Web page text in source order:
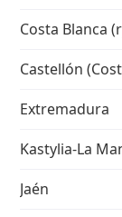
Costa Blanca
Castellón
Extremadura
Kastylia-La
Jaén